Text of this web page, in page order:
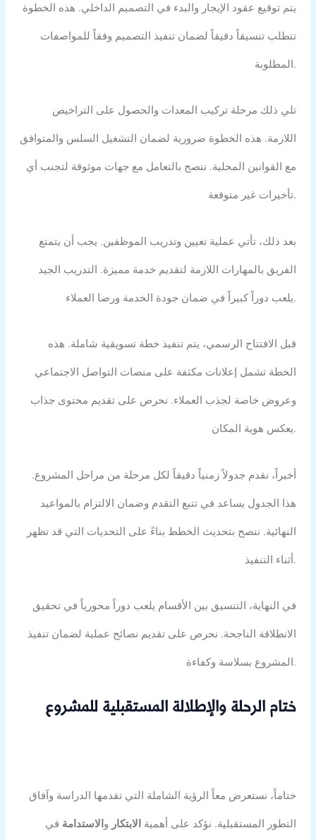
يتم توقيع عقود الإيجار والبدء في التصميم الداخلي. هذه الخطوة
تتطلب تنسيقاً دقيقاً لضمان تنفيذ التصميم وفقاً للمواصفات
المطلوبة.
تلي ذلك مرحلة تركيب المعدات والحصول على التراخيص
اللازمة. هذه الخطوة ضرورية لضمان التشغيل السلس والمتوافق
مع القوانين المحلية. ننصح بالتعامل مع جهات موثوقة لتجنب أي
تأخيرات غير متوقعة.
بعد ذلك، تأتي عملية تعيين وتدريب الموظفين. يجب أن يتمتع
الفريق بالمهارات اللازمة لتقديم خدمة مميزة. التدريب الجيد
يلعب دوراً كبيراً في ضمان جودة الخدمة ورضا العملاء.
قبل الافتتاح الرسمي، يتم تنفيذ خطة تسويقية شاملة. هذه
الخطة تشمل إعلانات مكثفة على منصات التواصل الاجتماعي
وعروض خاصة لجذب العملاء. نحرص على تقديم محتوى جذاب
يعكس هوية المكان.
أخيراً، نقدم جدولاً زمنياً دقيقاً لكل مرحلة من مراحل المشروع.
هذا الجدول يساعد في تتبع التقدم وضمان الالتزام بالمواعيد
النهائية. ننصح بتحديث الخطط بناءً على التحديات التي قد تظهر
أثناء التنفيذ.
في النهاية، التنسيق بين الأقسام يلعب دوراً محورياً في تحقيق
الانطلاقة الناجحة. نحرص على تقديم نصائح عملية لضمان تنفيذ
المشروع بسلاسة وكفاءة.
ختام الرحلة والإطلالة المستقبلية للمشروع
ختاماً، نستعرض معاً الرؤية الشاملة التي تقدمها الدراسة وآفاق
التطور المستقبلية. نؤكد على أهمية الابتكار و الاستدامة في